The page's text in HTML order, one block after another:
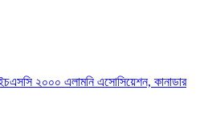
২০০০ এলামনি এসোসিয়েশন, কানাডার